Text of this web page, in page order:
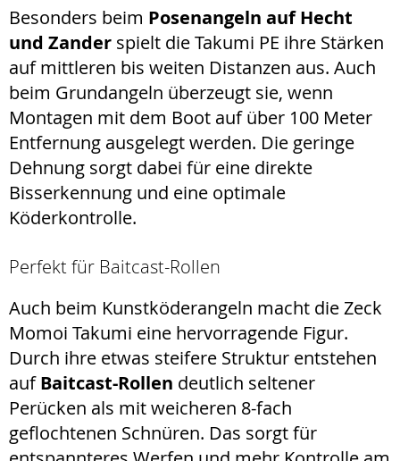
Besonders beim Posenangeln auf Hecht
und Zander spielt die Takumi PE ihre Stärken
auf mittleren bis weiten Distanzen aus. Auch
beim Grundangeln überzeugt sie, wenn
Montagen mit dem Boot auf über 100 Meter
Entfernung ausgelegt werden. Die geringe
Dehnung sorgt dabei für eine direkte
Bisserkennung und eine optimale
Köderkontrolle.
Perfekt für Baitcast-Rollen
Auch beim Kunstköderangeln macht die Zeck
Momoi Takumi eine hervorragende Figur.
Durch ihre etwas steifere Struktur entstehen
aufBaitcast-Rollen deutlich seltener
Perücken als mit weicheren 8-fach
geflochtenen Schnüren. Das sorgt für